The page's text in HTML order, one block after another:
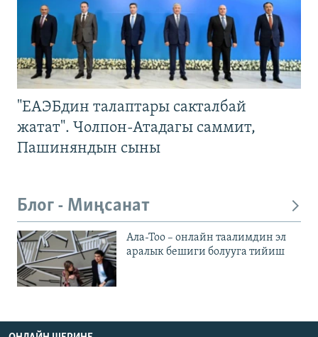
"ЕАЭБдин талаптары сакталбай
жатат". Чолпон-Атадагы саммит,
Пашиняндын сыны
Блог - Миңсанат
Ала-Тоо – онлайн таалимдин эл
аралык бешиги болууга тийиш